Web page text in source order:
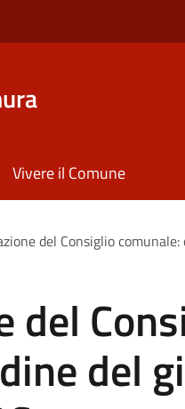
Vivere il Comune
del Consiglio
del
del